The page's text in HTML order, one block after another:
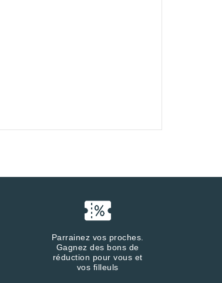
Parrainez vos proches.
Gagnez des bons de
réduction pour vous et
vos filleuls